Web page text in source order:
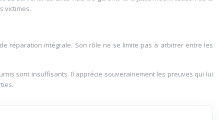
victimes.
réparation intégrale. Son rôle ne se limite pas à arbitrer entre les
sont insuffisants. Il apprécie souverainement les preuves qui lui